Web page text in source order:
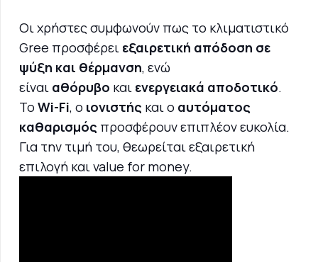
Οι χρήστες συμφωνούν πως το κλιματιστικό
Gree προσφέρει εξαιρετική απόδοση σε
ψύξη και θέρμανση, ενώ
είναι αθόρυβο και ενεργειακά αποδοτικό.
Το Wi-Fi, ο ιονιστής και ο αυτόματος
καθαρισμός προσφέρουν επιπλέον ευκολία.
Για την τιμή του, θεωρείται εξαιρετική
επιλογή και value for money.